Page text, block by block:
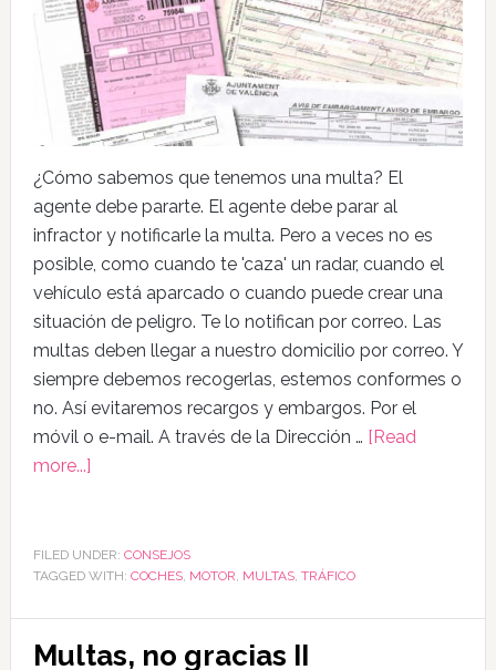
¿Cómo sabemos que tenemos una multa? El
agente debe pararte. El agente debe parar al
infractor y notificarle la multa. Pero a veces no es
posible, como cuando te 'caza' un radar, cuando el
vehículo está aparcado o cuando puede crear una
situación de peligro. Te lo notifican por correo. Las
multas deben llegar a nuestro domicilio por correo. Y
siempre debemos recogerlas, estemos conformes o
no. Así evitaremos recargos y embargos. Por el
móvil o e-mail. A través de la Dirección … [Read
more...]
FILED UNDER: CONSEJOS
TAGGED WITH: COCHES, MOTOR MULTAS, TRÁFICO
Multas, no gracias II